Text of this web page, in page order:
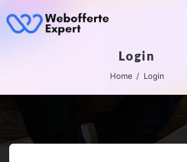
Login
Home Login